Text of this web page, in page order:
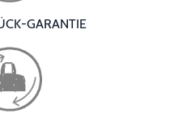
GARANTIE